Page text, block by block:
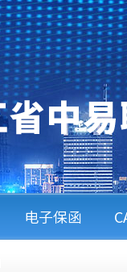
电子保函